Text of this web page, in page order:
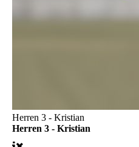
Herren 3 - Kristian
Herren 3 - Kristian